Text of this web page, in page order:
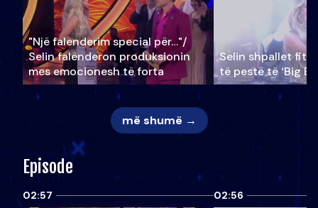
"Një falenderim special për…"/
Selin falënderon produksionin
mes emocionesh të forta
Selin shpallet
të pestë të ‘Big
më shumë →
Episode
02:57 02:56